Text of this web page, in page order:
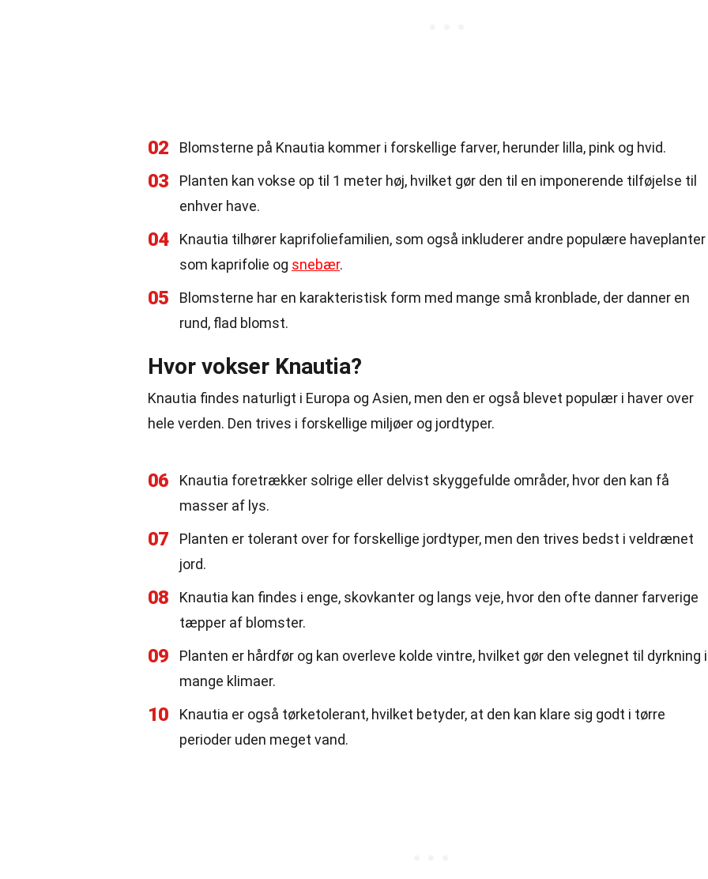
02 Blomsterne på Knautia kommer i forskellige farver, herunder lilla, pink og hvid.
03
Planten kan vokse op til 1 meter høj, hvilket gør den til en imponerende tilføjelse til
enhver have.
04
Knautia tilhører kaprifoliefamilien, som også inkluderer andre populære haveplanter
som kaprifolie og snebær.
05
Blomsterne har en karakteristisk form med mange små kronblade, der danner en
rund, flad blomst.
Hvor vokser Knautia?
Knautia findes naturligt i Europa og Asien, men den er også blevet populær i haver over
hele verden. Den trives i forskellige miljøer og jordtyper.
06
Knautia foretrækker solrige eller delvist skyggefulde områder, hvor den kan få
masser af lys.
07
Planten er tolerant over for forskellige jordtyper, men den trives bedst i veldrænet
jord.
08
Knautia kan findes i enge, skovkanter og langs veje, hvor den ofte danner farverige
tæpper af blomster.
09
Planten er hårdfør og kan overleve kolde vintre, hvilket gør den velegnet til dyrkning i
mange klimaer.
10
Knautia er også tørketolerant, hvilket betyder, at den kan klare sig godt i tørre
perioder uden meget vand.